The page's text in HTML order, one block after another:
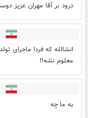
درود بر آقا مهران عزیز
انشالله که فردا ماجرای
معلوم نشه!!
به ما چه